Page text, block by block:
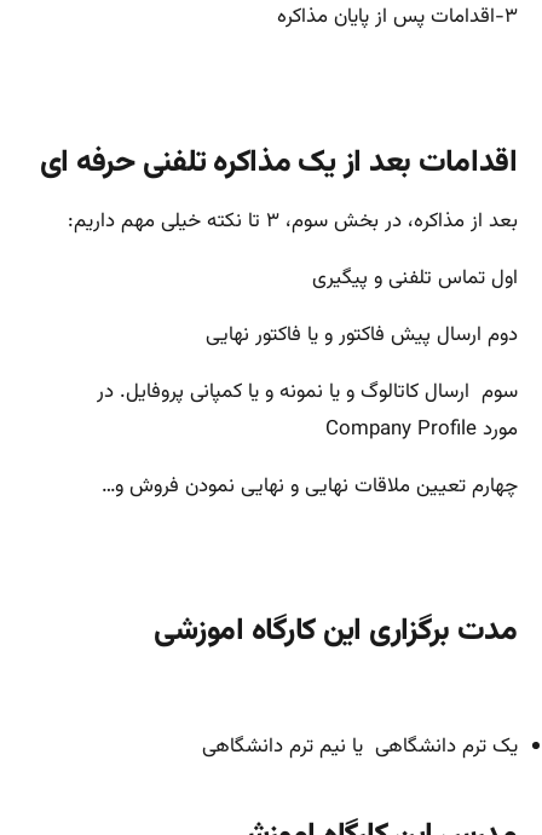
۳-اقدامات پس از پایان مذاکره
اقدامات بعد از یک مذاکره تلفنی حرفه ای
بعد از مذاکره، در بخش سوم، ۳ تا نکته خیلی مهم داریم:
اول تماس تلفنی و پیگیری
دوم ارسال پیش فاکتور و یا فاکتور نهایی
سوم ارسال کاتالوگ و یا نمونه و یا کمپانی پروفایل. در
مورد Company Profile
چهارم تعیین ملاقات نهایی و نهایی نمودن فروش و…
مدت برگزاری این کارگاه اموزشی
یک ترم دانشگاهی یا نیم ترم دانشگاهی